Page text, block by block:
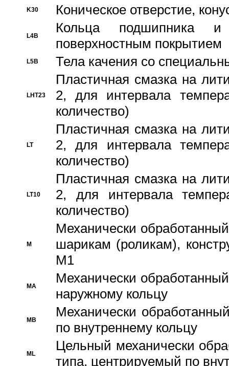
K30 Коническое отверстие,
L4B
Кольца подшипника
поверхностным покрытием
L5B Тела качения со
LHT23
Пластичная смазка на
2, для интервала
количество)
LT
Пластичная смазка на
2, для интервала
количество)
LT10
Пластичная смазка на
2, для интервала
количество)
M
Механически
шарикам (роликам),
M1
MA
Механически
наружному кольцу
MB
Механически
по внутреннему кольцу
ML
Цельный механически
типа, центрируемый по